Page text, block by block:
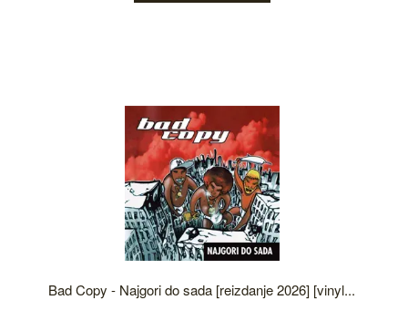
Bad Copy - Najgori do sada [reizdanje 2026] [vinyl...